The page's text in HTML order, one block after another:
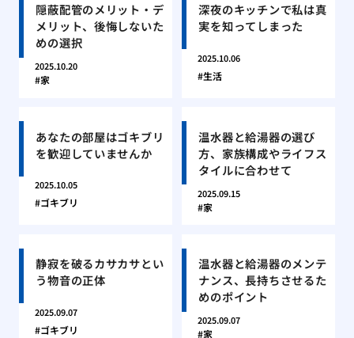
隠蔽配管のメリット・デ
メリット、後悔しないた
めの選択
2025.10.20
家
深夜のキッチンで私は真
実を知ってしまった
2025.10.06
生活
あなたの部屋はゴキブリ
を歓迎していませんか
2025.10.05
ゴキブリ
温水器と給湯器の選び
方、家族構成やライフス
タイルに合わせて
2025.09.15
家
静寂を破るカサカサとい
う物音の正体
2025.09.07
ゴキブリ
温水器と給湯器のメンテ
ナンス、長持ちさせるた
めのポイント
2025.09.07
家